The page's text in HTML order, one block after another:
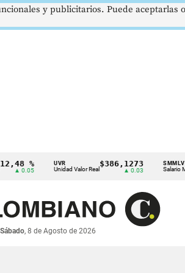
% UVR
Unidad Valor Real
$386,1273 SMMLV
Salario Mínimo
Sábado, 8 de Agosto de 2026
y publicitarios. Puede aceptarlas